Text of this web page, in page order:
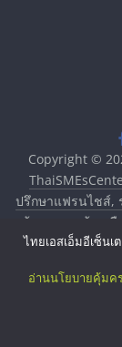
Copyright ©
ปรึกษาแฟรนไชส์,
บ้าน ลงทุนน้อย คื
ไชส์, ศูนย์รวมแ
บริการพั
ไทยเอสเอ็มอีเซ็น
อ่านนโยบายคุ้มค